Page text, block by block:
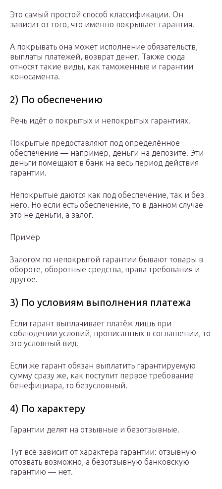
Это самый простой способ классификации. Он
зависит от того, что именно покрывает гарантия.
А покрывать она может исполнение обязательств,
выплаты платежей, возврат денег. Также сюда
относят такие виды, как таможенные и гарантии
коносамента.
2) По обеспечению
Речь идёт о покрытых и непокрытых гарантиях.
Покрытые предоставляют под определённое
обеспечение — например, деньги на депозите. Эти
деньги помещают в банк на весь период действия
гарантии.
Непокрытые даются как под обеспечение, так и без
него. Но если есть обеспечение, то в данном случае
это не деньги, а залог.
Пример
Залогом по непокрытой гарантии бывают товары в
обороте, оборотные средства, права требования и
другое.
3) По условиям выполнения платежа
Если гарант выплачивает платёж лишь при
соблюдении условий, прописанных в соглашении, то
это условный вид.
Если же гарант обязан выплатить гарантируемую
сумму сразу же, как поступит первое требование
бенефициара, то безусловный.
4) По характеру
Гарантии делят на отзывные и безотзывные.
Тут всё зависит от характера гарантии: отзывную
отозвать возможно, а безотзывную банковскую
гарантию — нет.